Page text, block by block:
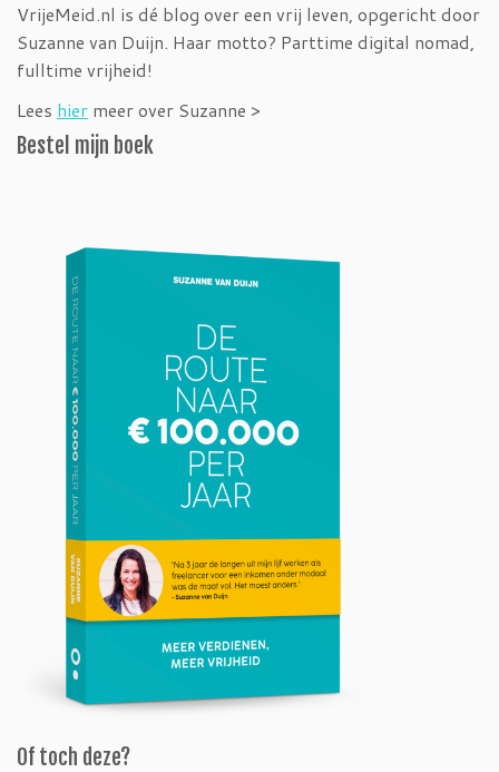
VrijeMeid.nl is dé blog over een vrij leven, opgericht door
Suzanne van Duijn. Haar motto? Parttime digital nomad,
fulltime vrijheid!
Lees hier meer over Suzanne >
Bestel mijn boek
Of toch deze?